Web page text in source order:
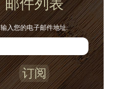
邮件列表
输入您的电子邮件地址:
订阅